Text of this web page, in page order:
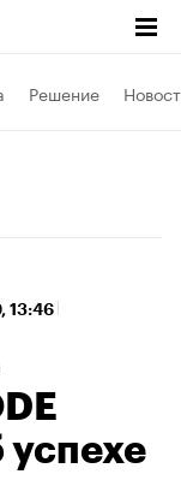
Решение
13:46
успехе